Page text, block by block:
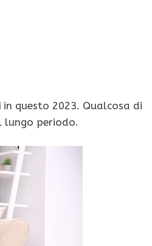
in questo 2023. Qualcosa di
lungo periodo.